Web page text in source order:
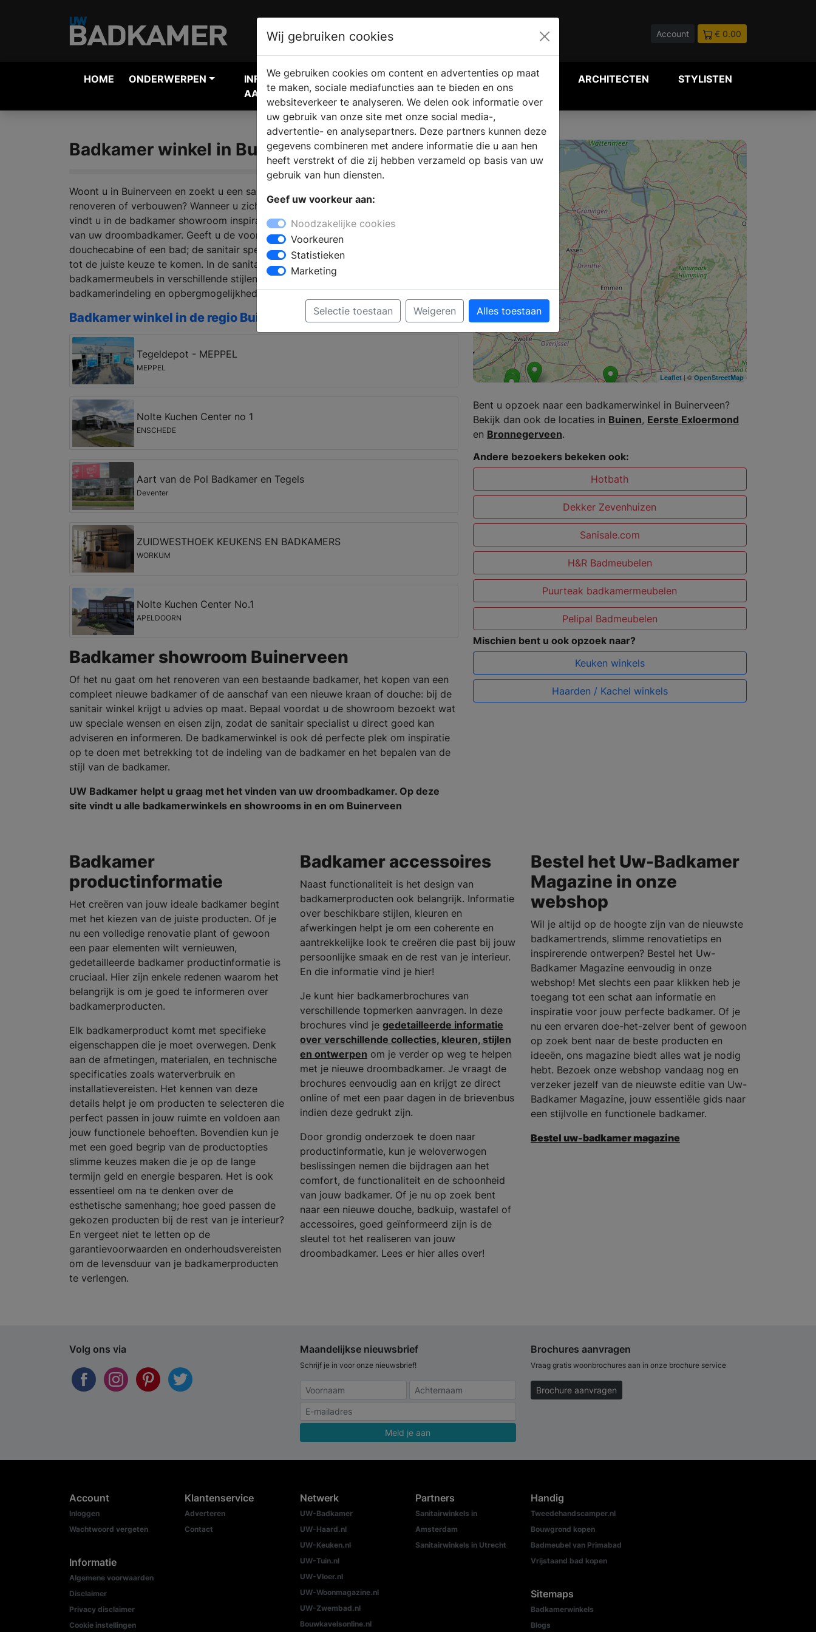
Account € 0.00
HOME ONDERWERPEN
INFORMATIE
AANVRAGEN
VERKOOPLOCATIE
VINDEN
WEBSHOP ARCHITECTEN STYLISTEN
Badkamer winkel in Buinerveen
Woont u in Buinerveen en zoekt u een sanitair winkel, omdat u de badkamer wilt
renoveren of verbouwen? Wanneer u zich oriënteert op een nieuwe badkamer, dan
vindt u in de badkamer showroom inspiratie en informatie voor het samenstellen
van uw droombadkamer. Geeft u de voorkeur aan een inloopdouche, een
douchecabine of een bad; de sanitair specialist kan u informeren en adviseren om
tot de juiste keuze te komen. In de sanitair winkel kunt u kiezen uit
badkamermeubels in verschillende stijlen en krijgt u deskundig advies over de
badkamerindeling en opbergmogelijkheden.
Badkamer winkel in de regio Buinerveen
Tegeldepot - MEPPEL
MEPPEL
Nolte Kuchen Center no 1
ENSCHEDE
Aart van de Pol Badkamer en Tegels
Deventer
ZUIDWESTHOEK KEUKENS EN BADKAMERS
WORKUM
Nolte Kuchen Center No.1
APELDOORN
Badkamer showroom Buinerveen
Of het nu gaat om het renoveren van een bestaande badkamer, het kopen van een
compleet nieuwe badkamer of de aanschaf van een nieuwe kraan of douche: bij de
sanitair winkel krijgt u advies op maat. Bepaal voordat u de showroom bezoekt wat
uw speciale wensen en eisen zijn, zodat de sanitair specialist u direct goed kan
adviseren en informeren. De badkamerwinkel is ook dé perfecte plek om inspiratie
op te doen met betrekking tot de indeling van de badkamer en het bepalen van de
stijl van de badkamer.
UW Badkamer helpt u graag met het vinden van uw droombadkamer. Op deze
site vindt u alle badkamerwinkels en showrooms in en om Buinerveen
+
Leaflet| © OpenStreetMap
Bent u opzoek naar een badkamerwinkel in Buinerveen?
Bekijk dan ook de locaties in Buinen, Eerste Exloermond
en Bronnegerveen.
Andere bezoekers bekeken ook:
Hotbath
Dekker Zevenhuizen
Sanisale.com
H&R Badmeubelen
Puurteak badkamermeubelen
Pelipal Badmeubelen
Mischien bent u ook opzoek naar?
Keuken winkels
Haarden / Kachel winkels
Badkamer
productinformatie
Het creëren van jouw ideale badkamer begint
met het kiezen van de juiste producten. Of je
nu een volledige renovatie plant of gewoon
een paar elementen wilt vernieuwen,
gedetailleerde badkamer productinformatie is
cruciaal. Hier zijn enkele redenen waarom het
belangrijk is om je goed te informeren over
badkamerproducten.
Elk badkamerproduct komt met specifieke
eigenschappen die je moet overwegen. Denk
aan de afmetingen, materialen, en technische
specificaties zoals waterverbruik en
installatievereisten. Het kennen van deze
details helpt je om producten te selecteren die
perfect passen in jouw ruimte en voldoen aan
jouw functionele behoeften. Bovendien kun je
met een goed begrip van de productopties
slimme keuzes maken die je op de lange
termijn geld en energie besparen. Het is ook
essentieel om na te denken over de
esthetische samenhang; hoe goed passen de
gekozen producten bij de rest van je interieur?
En vergeet niet te letten op de
garantievoorwaarden en onderhoudsvereisten
om de levensduur van je badkamerproducten
te verlengen.
Badkamer accessoires
Naast functionaliteit is het design van
badkamerproducten ook belangrijk. Informatie
over beschikbare stijlen, kleuren en
afwerkingen helpt je om een coherente en
aantrekkelijke look te creëren die past bij jouw
persoonlijke smaak en de rest van je interieur.
En die informatie vind je hier!
Je kunt hier badkamerbrochures van
verschillende topmerken aanvragen. In deze
brochures vind je gedetailleerde informatie
over verschillende collecties, kleuren, stijlen
en ontwerpen om je verder op weg te helpen
met je nieuwe droombadkamer. Je vraagt de
brochures eenvoudig aan en krijgt ze direct
online of met een paar dagen in de brievenbus
indien deze gedrukt zijn.
Door grondig onderzoek te doen naar
productinformatie, kun je weloverwogen
beslissingen nemen die bijdragen aan het
comfort, de functionaliteit en de schoonheid
van jouw badkamer. Of je nu op zoek bent
naar een nieuwe douche, badkuip, wastafel of
accessoires, goed geïnformeerd zijn is de
sleutel tot het realiseren van jouw
droombadkamer. Lees er hier alles over!
Bestel het Uw-Badkamer
Magazine in onze
webshop
Wil je altijd op de hoogte zijn van de nieuwste
badkamertrends, slimme renovatietips en
inspirerende ontwerpen? Bestel het Uw-
Badkamer Magazine eenvoudig in onze
webshop! Met slechts een paar klikken heb je
toegang tot een schat aan informatie en
inspiratie voor jouw perfecte badkamer. Of je
nu een ervaren doe-het-zelver bent of gewoon
op zoek bent naar de beste producten en
ideeën, ons magazine biedt alles wat je nodig
hebt. Bezoek onze webshop vandaag nog en
verzeker jezelf van de nieuwste editie van Uw-
Badkamer Magazine, jouw essentiële gids naar
een stijlvolle en functionele badkamer.
Bestel uw-badkamer magazine
Wij gebruiken cookies
We gebruiken cookies om content en advertenties op maat
te maken, sociale mediafuncties aan te bieden en ons
websiteverkeer te analyseren. We delen ook informatie over
uw gebruik van onze site met onze social media-,
advertentie- en analysepartners. Deze partners kunnen deze
gegevens combineren met andere informatie die u aan hen
heeft verstrekt of die zij hebben verzameld op basis van uw
gebruik van hun diensten.
Geef uw voorkeur aan:
Noodzakelijke cookies
Voorkeuren
Statistieken
Marketing
Selectie toestaan Weigeren Alles toestaan
Volg ons via Maandelijkse nieuwsbrief
Schrijf je in voor onze nieuwsbrief!
Meld je aan
Brochures aanvragen
Vraag gratis woonbrochures aan in onze brochure service
Brochure aanvragen
Account
Inloggen
Wachtwoord vergeten
Informatie
Algemene voorwaarden
Disclaimer
Privacy disclaimer
Cookie instellingen
Klantenservice
Adverteren
Contact
Netwerk
UW-Badkamer
UW-Haard.nl
UW-Keuken.nl
UW-Tuin.nl
UW-Vloer.nl
UW-Woonmagazine.nl
UW-Zwembad.nl
Bouwkavelsonline.nl
Partners
Sanitairwinkels in
Amsterdam
Sanitairwinkels in Utrecht
Handig
Tweedehandscamper.nl
Bouwgrond kopen
Badmeubel van Primabad
Vrijstaand bad kopen
Sitemaps
Badkamerwinkels
Blogs